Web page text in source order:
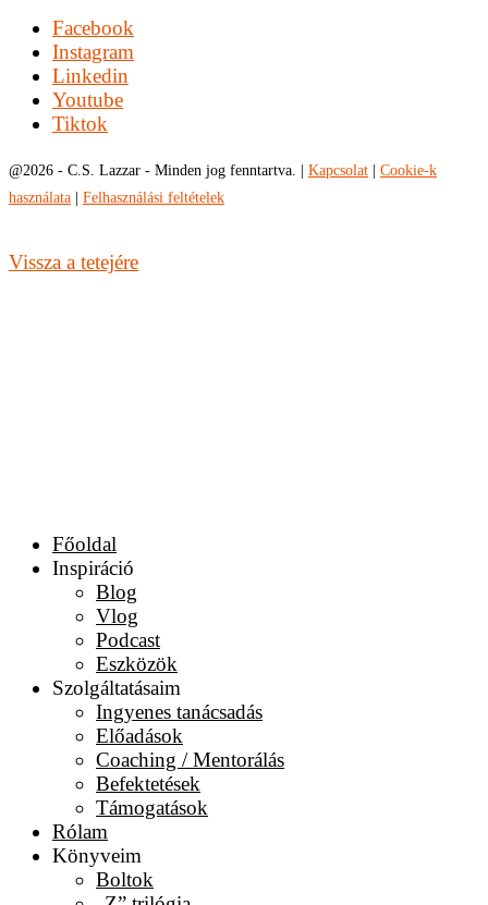
Facebook
Instagram
Linkedin
Youtube
Tiktok
@2026 - C.S. Lazzar - Minden jog fenntartva. | Kapcsolat
Cookie-k
használata
Felhasználási feltételek
Vissza a tetejére
Főoldal
Inspiráció
Blog
Vlog
Podcast
Eszközök
Szolgáltatásaim
Ingyenes tanácsadás
Előadások
Coaching / Mentorálás
Befektetések
Támogatások
Rólam
Könyveim
Boltok